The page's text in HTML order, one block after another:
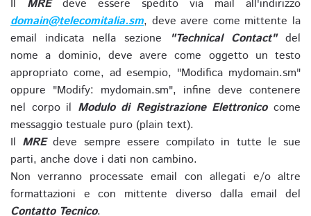
Il MREdeve essere spedito via mail all'indirizzo
domain@telecomitalia.sm, deve avere come mittente la
email indicata nella sezione
"Technical Contact"del
nome a dominio, deve avere come oggetto un testo
appropriato come, ad esempio, "Modifica mydomain.sm"
oppure "Modify: mydomain.sm", infine deve contenere
nel corpo il Modulo di Registrazione Elettronicocome
messaggio testuale puro (plain text).
Il MREdeve sempre essere compilato in tutte le sue
parti, anche dove i dati non cambino.
Non verranno processate email con allegati e/o altre
formattazioni e con mittente diverso dalla email del
Contatto Tecnico.